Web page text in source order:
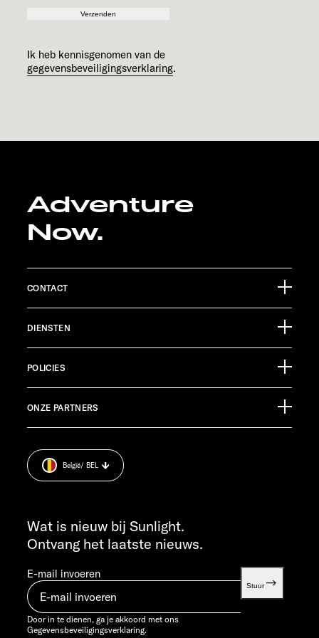
Verzenden
Ik heb kennisgenomen van de
gegevensbeveiligingsverklaring.
Adventure
Now.
CONTACT
Ölmühlestraße 6
88299 Leutkirch
Germany
KLANTENSERVICE
service@service.sunlight.de
MA T/M DO 7:30 - 12:00 UUR EN 13:00 - 16:00 UUR
VR 7:30 - 12:00 UUR
info@sunlight.de
DIENSTEN
Informatiemateriaal
POLICIES
Afdruk.
Cookie Consent
Informatie over het gewicht
ONZE PARTNERS
Wat is nieuw bij Sunlight.
Ontvang het laatste nieuws.
E-mail invoeren
Stuur
Door in te dienen, ga je akkoord met ons
Gegevensbeveiligingsverklaring.
België/ BEL